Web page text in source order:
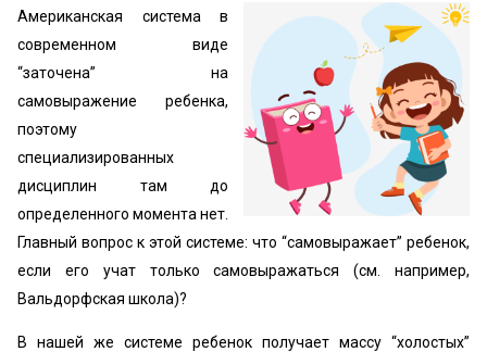
Американская система в
современном виде
“заточена” на
самовыражение ребенка,
поэтому
специализированных
дисциплин там до
определенного момента нет.
Главный вопрос к этой системе: что “самовыражает” ребенок,
если его учат только самовыражаться (см. например,
Вальдорфская школа)?
В нашей же системе ребенок получает массу “холостых”